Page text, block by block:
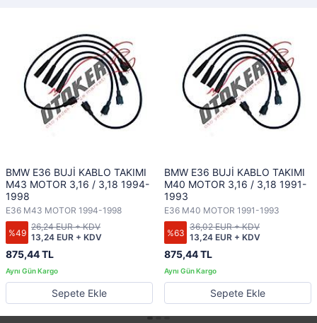
BMW E36 BUJİ KABLO TAKIMI
M43 MOTOR 3,16 / 3,18 1994-
1998
E36 M43 MOTOR 1994-1998
%49
875,44 TL
13,24 EUR + KDV
26,24 EUR + KDV
Sepete Ekle
BMW E36 BUJİ KABLO TAKIMI
M40 MOTOR 3,16 / 3,18 1991-
1993
E36 M40 MOTOR 1991-1993
%63
875,44 TL
13,24 EUR + KDV
36,02 EUR + KDV
Sepete Ekle